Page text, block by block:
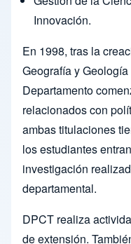
Innovación.
En 1998, tras la
Geografía y
Departamento
relacionados con
ambas titulaciones
los estudiantes
investigación
departamental.
DPCT realiza
de extensión.